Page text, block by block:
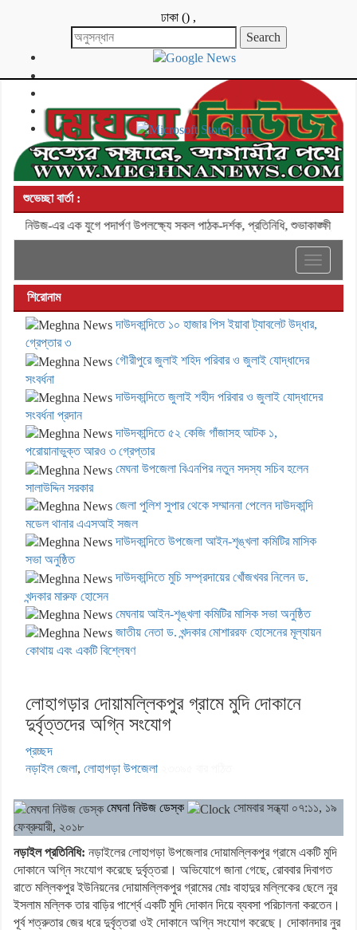
ঢাকা () ,
শুভেচ্ছা বার্তা :
নিউজ-এর এক যুগে পদার্পণ উপলক্ষ্যে সকল পাঠক-দর্শক, প্রতিনিধি, শুভাকাঙ্ক্ষী,
Toggle
শিরোনাম
দাউদকান্দিতে ১০ হাজার পিস ইয়াবা ট্যাবলেট উদ্ধার,
গ্রেপ্তার ৩
গৌরীপুরে জুলাই শহিদ পরিবার ও জুলাই যোদ্ধাদের
সংবর্ধনা
দাউদকান্দিতে জুলাই শহীদ পরিবার ও জুলাই যোদ্ধাদের
সংবর্ধনা প্রদান
দাউদকান্দিতে ৫২ কেজি গাঁজাসহ আটক ১,
পরোয়ানাভুক্ত আরও ৩ গ্রেপ্তার
মেঘনা উপজেলা বিএনপির নতুন সদস্য সচিব হলেন
সালাউদ্দিন সরকার
জেলা পুলিশ সুপার থেকে সম্মাননা পেলেন দাউদকান্দি
মডেল থানার এএসআই সজল
দাউদকান্দিতে উপজেলা আইন-শৃঙ্খলা কমিটির মাসিক
সভা অনুষ্ঠিত
দাউদকান্দিতে মুচি সম্প্রদায়ের খোঁজখবর নিলেন ড.
খন্দকার মারুফ হোসেন
মেঘনায় আইন-শৃঙ্খলা কমিটির মাসিক সভা অনুষ্ঠিত
জাতীয় নেতা ড. খন্দকার মোশাররফ হোসেনের মূল্যায়ন
কোথায় এবং একটি বিশ্লেষণ
লোহাগড়ার দোয়ামল্লিকপুর গ্রামে মুদি দোকানে
দুর্বৃত্তদের অগ্নি সংযোগ
প্রচ্ছদ
নড়াইল জেলা, লোহাগড়া উপজেলা
মেঘনা নিউজ ডেস্ক
সোমবার সন্ধ্যা ০৭:১১, ১৯
ফেব্রুয়ারী, ২০১৮
নড়াইল প্রতিনিধি: নড়াইলের লোহাগড়া উপজেলার দোয়ামল্লিকপুর গ্রামে একটি মুদি
দোকানে অগ্নি সংযোগ করেছে দুর্বৃত্তরা। অভিযোগে জানা গেছে, রোববার দিবাগত
রাতে মল্লিকপুর ইউনিয়নের দোয়ামল্লিকপুর গ্রামের মোঃ বাহাদুর মল্লিকের ছেলে নুর
ইসলাম মল্লিক তার বাড়ির পার্শ্বে একটি মুদি দোকান দিয়ে ব্যবসা পরিচালনা করতেন।
পূর্ব শত্রুতার জের ধরে দুর্বৃত্তরা ওই দোকানে অগ্নি সংযোগ করেছে। দোকানদার নুর